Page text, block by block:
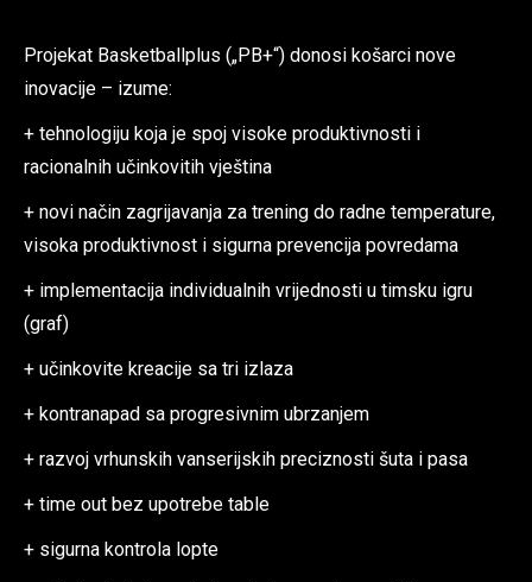
Projekat Basketballplus („PB+“) donosi košarci nove
inovacije – izume:
+ tehnologiju koja je spoj visoke produktivnosti i
racionalnih učinkovitih vještina
+ novi način zagrijavanja za trening do radne temperature,
visoka produktivnost i sigurna prevencija povredama
+ implementacija individualnih vrijednosti u timsku igru
(graf)
+ učinkovite kreacije sa tri izlaza
+ kontranapad sa progresivnim ubrzanjem
+ razvoj vrhunskih vanserijskih preciznosti šuta i pasa
+ time out bez upotrebe table
+ sigurna kontrola lopte